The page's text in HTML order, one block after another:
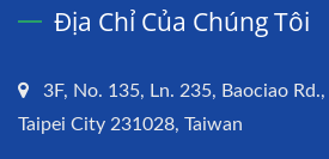
Địa Chỉ Của Chúng Tôi
3F, No. 135, Ln. 235, Baociao
Taipei City 231028, Taiwan